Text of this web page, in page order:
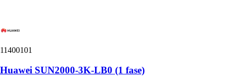
11400101
Huawei SUN2000-3K-LB0 (1 fase)